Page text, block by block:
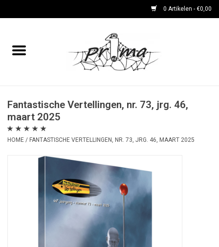
0 Artikelen - €0,00
Home
DVD's en CD's
periodieken
Rare Dingetjes-reeks
Bemoste Beeld-prijswinnaars
Fantastische Vertellingen, nr. 73, jrg. 46,
maart 2025
HOME / FANTASTISCHE VERTELLINGEN, NR. 73, JRG. 46, MAART 2025